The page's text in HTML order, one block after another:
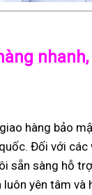
hàng bảo
Đối với các
sẵn sàng hỗ
yên tâm và